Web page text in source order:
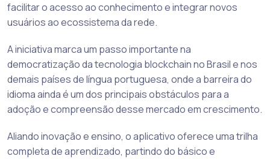
facilitar o acesso ao conhecimento e integrar novos
usuários ao ecossistema da rede.
A iniciativa marca um passo importante na
democratização da tecnologia blockchain no Brasil e nos
demais países de língua portuguesa, onde a barreira do
idioma ainda é um dos principais obstáculos para a
adoção e compreensão desse mercado em crescimento.
Aliando inovação e ensino, o aplicativo oferece uma trilha
completa de aprendizado, partindo do básico e